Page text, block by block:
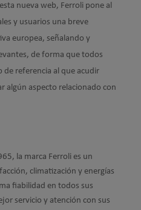
nueva web, Ferroli pone al
y usuarios una breve
europea, señalando y
de forma que todos
referencia al que acudir
algún aspecto relacionado con
la marca Ferroli es un
climatización y energías
fiabilidad en todos sus
servicio y atención con sus